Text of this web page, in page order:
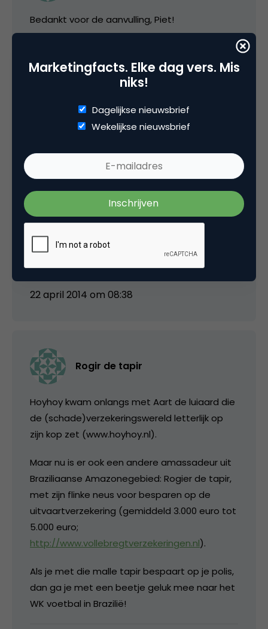
Bedankt voor de aanvulling, Piet!
Remi
Nog een aanvulling naar aanleiding van de
opmerking van Pieter Vollebregt: ‘Interessant
dat er weer een vergelijker opstaat’.
Het gaat hier om een rebranding/
herpositionering van Verzekeringssite.nl en dat
is zeker keen kleine nieuwe speler.
22 april 2014 om 08:38
Rogir de tapir
Hoyhoy kwam onlangs met Aart de luiaard die
de (schade)verzekeringswereld letterlijk op
zijn kop zet (www.hoyhoy.nl).
Maar nu is er ook een andere amassadeur uit
Braziliaanse Amazonegebied: Rogier de tapir,
met zijn flinke neus voor besparen op de
uitvaartverzekering (gemiddeld 3.000 euro tot
5.000 euro;
http://www.vollebregtverzekeringen.nl).
Als je met die malle tapir bespaart op je polis,
dan ga je met een beetje geluk mee naar het
WK voetbal in Brazilië!
Marketingfacts. Elke dag vers. Mis
niks!
Dagelijkse nieuwsbrief
Wekelijkse nieuwsbrief